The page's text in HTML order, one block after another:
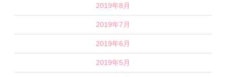
2019年8月
2019年7月
2019年6月
2019年5月